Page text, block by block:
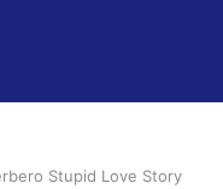
Stupid Love Story